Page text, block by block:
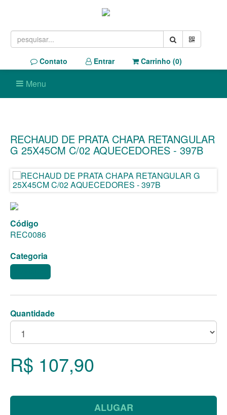
Contato Entrar Carrinho (0)
Menu
RECHAUD DE PRATA CHAPA RETANGULAR
G 25X45CM C/02 AQUECEDORES - 397B
Código
REC0086
Categoria
Quantidade
R$ 107,90
ALUGAR